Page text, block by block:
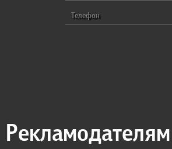
Рекламодателям